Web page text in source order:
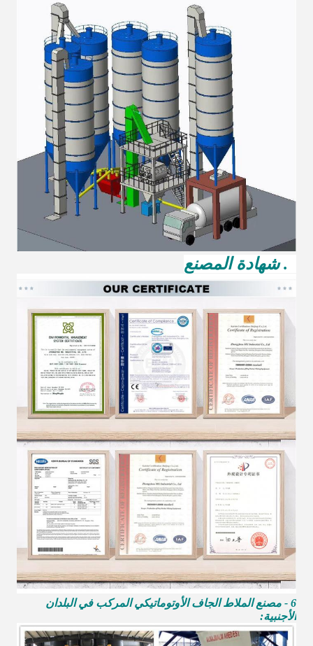
6 - مصنع الملاط الجاف الأوتوماتيكي المركب في البلدان
الأجنبية: